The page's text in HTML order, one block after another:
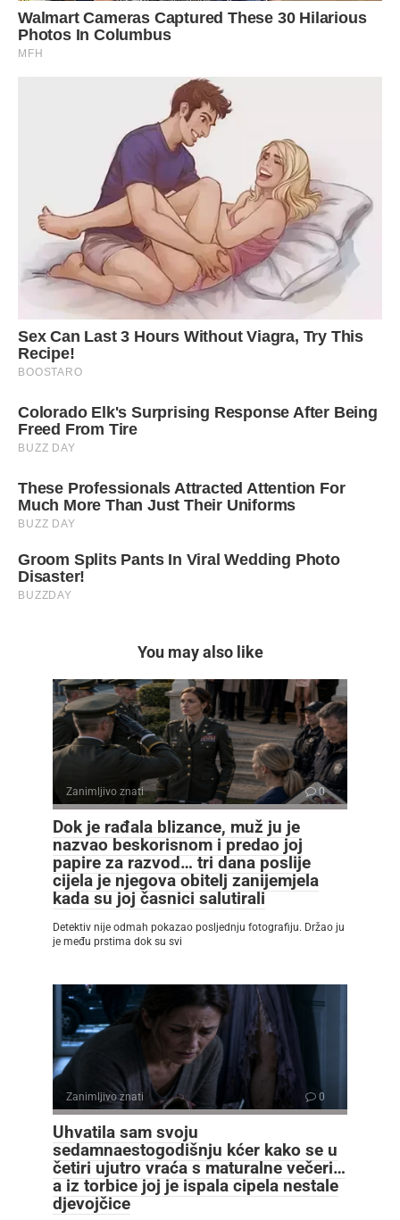
You may also like
Zanimljivo znati 0
Dok je rađala blizance, muž ju je
nazvao beskorisnom i predao joj
papire za razvod… tri dana poslije
cijela je njegova obitelj zanijemjela
kada su joj časnici salutirali
Detektiv nije odmah pokazao posljednju fotografiju. Držao ju
je među prstima dok su svi
Zanimljivo znati 0
Uhvatila sam svoju
sedamnaestogodišnju kćer kako se u
četiri ujutro vraća s maturalne večeri…
a iz torbice joj je ispala cipela nestale
djevojčice